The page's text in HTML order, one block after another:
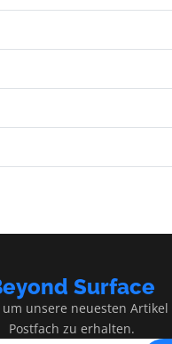
Surface
um unsere neuesten
Postfach zu erhalten.